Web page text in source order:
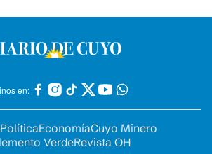
en:
PolíticaEconomíaCuyo Minero
VerdeRevista OH